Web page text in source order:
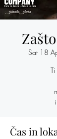
Sat 18
Čas in